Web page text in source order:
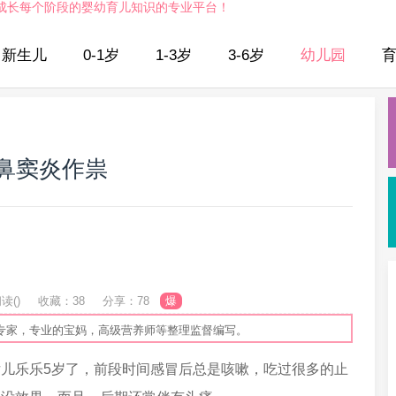
每个阶段的婴幼育儿知识的专业平台！
新生儿 0-1岁 1-3岁 3-6岁 幼儿园
窦炎作祟
() 收藏：38 分享：78 爆
，专业的宝妈，高级营养师等整理监督编写。
乐5岁了，前段时间感冒后总是咳嗽，吃过很多的止